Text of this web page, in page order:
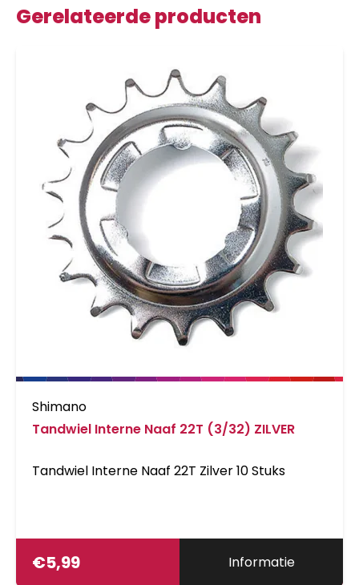
Gerelateerde producten
Shimano
Tandwiel Interne Naaf 22T (3/32) ZILVER
Tandwiel Interne Naaf 22T Zilver 10 Stuks
€5,99 Informatie